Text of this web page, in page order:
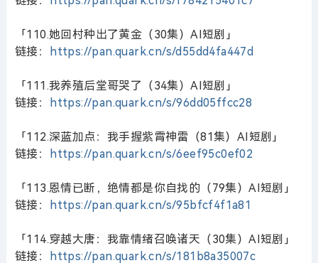
「110.她回村种出了黄金（30集）AI短剧」
链接：
https://pan.quark.cn/s/d55dd4fa447d
「111.我养殖后堂哥哭了（34集）AI短剧」
链接：
https://pan.quark.cn/s/96dd05ffcc28
「112.深蓝加点：我手握紫霄神雷（81集）AI短剧」
链接：
https://pan.quark.cn/s/6eef95c0ef02
「113.恩情已断，绝情都是你自找的（79集）AI短剧」
链接：
https://pan.quark.cn/s/95bfcf4f1a81
「114.穿越大唐：我靠情绪召唤诸天（30集）AI短剧」
链接：
https://pan.quark.cn/s/181b8a35007c